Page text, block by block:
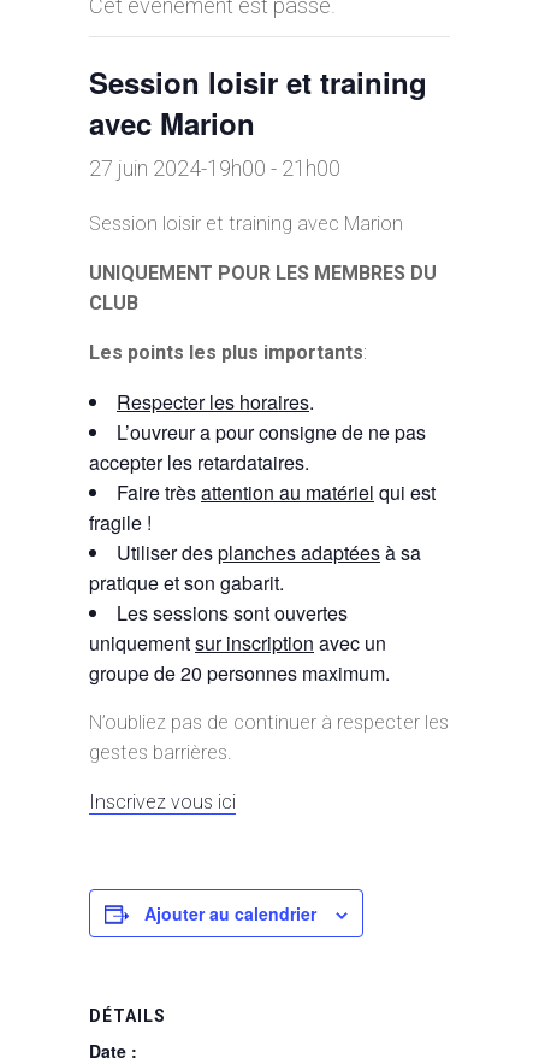
Cet évènement est passé.
Session loisir et training
avec Marion
27 juin 2024-19h00 - 21h00
Session loisir et training avec Marion
UNIQUEMENT POUR LES MEMBRES DU
CLUB
Les points les plus importants:
Respecter les horaires.
L’ouvreur a pour consigne de ne pas
accepter les retardataires.
Faire trèsattention au matériel qui est
fragile !
Utiliser desplanches adaptéesà sa
pratique et son gabarit.
Les sessions sont ouvertes
uniquementsur inscription avec un
groupe de 20 personnes maximum.
N’oubliez pas de continuer à respecter les
gestes barrières.
Inscrivez vous ici
Ajouter au calendrier
DÉTAILS
Date :